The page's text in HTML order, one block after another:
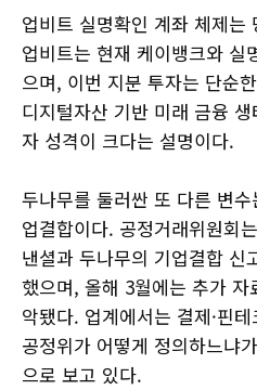
업비트 실명확인 계좌 체제는
업비트는 현재 케이뱅크와 실
으며, 이번 지분 투자는 단순
디지털자산 기반 미래 금융
자 성격이 크다는 설명이다.
두나무를 둘러싼 또 다른 변
업결합이다. 공정거래위원회
낸셜과 두나무의 기업결합 신
했으며, 올해 3월에는 추가
악됐다. 업계에서는 결제·핀
공정위가 어떻게 정의하느냐
으로 보고 있다.